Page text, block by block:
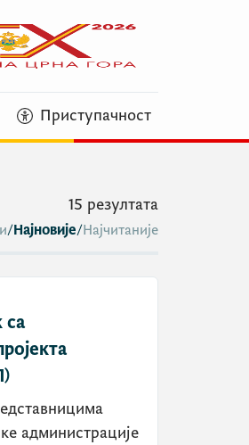
Приступачност
15 резултата
/Најновије/Најчитаније
са
администрације